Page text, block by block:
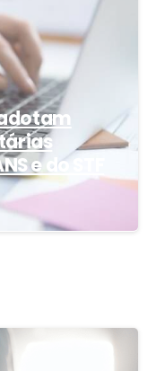
adotam
e do STF